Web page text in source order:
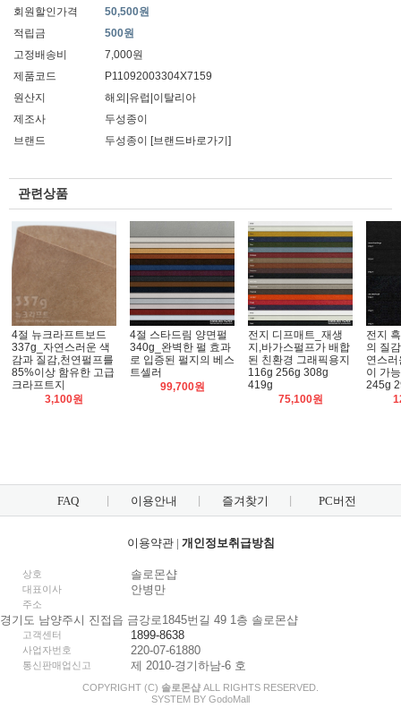
회원할인가격
50,500원
적립금
500원
고정배송비
7,000원
제품코드
P11092003304X7159
원산지
해외|유럽|이탈리아
제조사
두성종이
브랜드
두성종이 [브랜드바로가기]
관련상품
4절 뉴크라프트보드
337g_자연스러운 색
감과 질감,천연펄프를
85%이상 함유한 고급
크라프트지
3,100원
4절 스타드림 양면펄
340g_완벽한 펄 효과
로 입증된 펄지의 베스
트셀러
99,700원
전지 디프매트_재생
지,바가스펄프가 배합
된 친환경 그래픽용지
116g 256g 308g
419g
75,100원
전지
의 질
연스
이 가
245g
FAQ 이용안내 즐겨찾기 PC버전
이용약관| 개인정보취급방침
상호 솔로몬샵
대표이사 안병만
주소
경기도 남양주시 진접읍 금강로1845번길 49 1층 솔로몬샵
고객센터 1899-8638
사업자번호 220-07-61880
통신판매업신고 제 2010-경기하남-6 호
COPYRIGHT (C) 솔로몬샵 ALL RIGHTS RESERVED.
SYSTEM BY GodoMall